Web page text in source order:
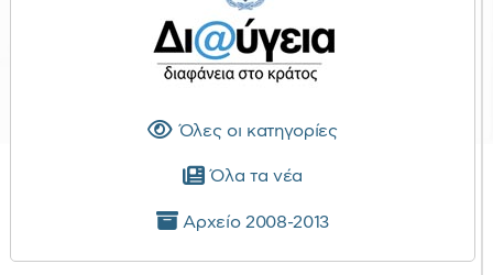
Όλες οι κατηγορίες
Όλα τα νέα
Αρχείο 2008-2013